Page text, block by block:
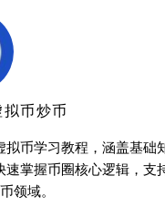
币炒币
币学习教程，涵盖基础
掌握币圈核心逻辑，支
领域。